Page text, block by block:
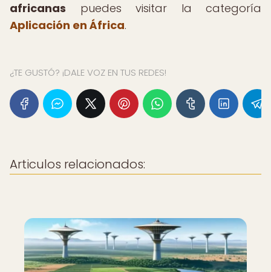
africanas puedes visitar la categoría
Aplicación en África.
¿TE GUSTÓ? ¡DALE VOZ EN TUS REDES!
Articulos relacionados: